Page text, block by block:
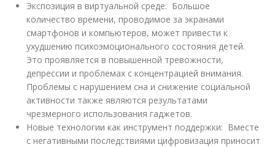
Экспозиция в виртуальной среде: Большое
количество времени, проводимое за экранами
смартфонов и компьютеров, может привести к
ухудшению психоэмоционального состояния детей.
Это проявляется в повышенной тревожности,
депрессии и проблемах с концентрацией внимания.
Проблемы с нарушением сна и снижение социальной
активности также являются результатами
чрезмерного использования гаджетов.
Новые технологии как инструмент поддержки: Вместе
с негативными последствиями цифровизация приносит